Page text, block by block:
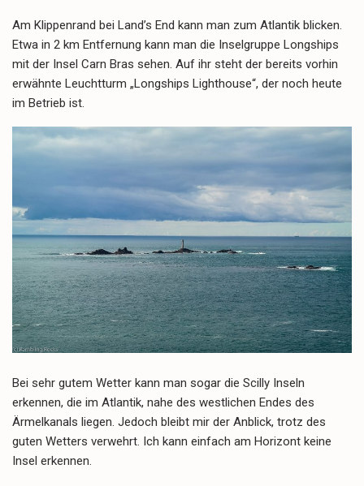
Am Klippenrand bei Land’s End kann man zum Atlantik blicken.
Etwa in 2 km Entfernung kann man die Inselgruppe Longships
mit der Insel Carn Bras sehen. Auf ihr steht der bereits vorhin
erwähnte Leuchtturm „Longships Lighthouse“, der noch heute
im Betrieb ist.
Bei sehr gutem Wetter kann man sogar die Scilly Inseln
erkennen, die im Atlantik, nahe des westlichen Endes des
Ärmelkanals liegen. Jedoch bleibt mir der Anblick, trotz des
guten Wetters verwehrt. Ich kann einfach am Horizont keine
Insel erkennen.